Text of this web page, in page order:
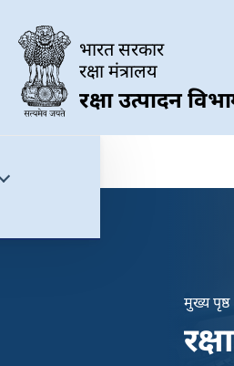
भारत सरकार
रक्षा मंत्रालय
रक्षा उत्पादन
मुख्य पृष्ठ